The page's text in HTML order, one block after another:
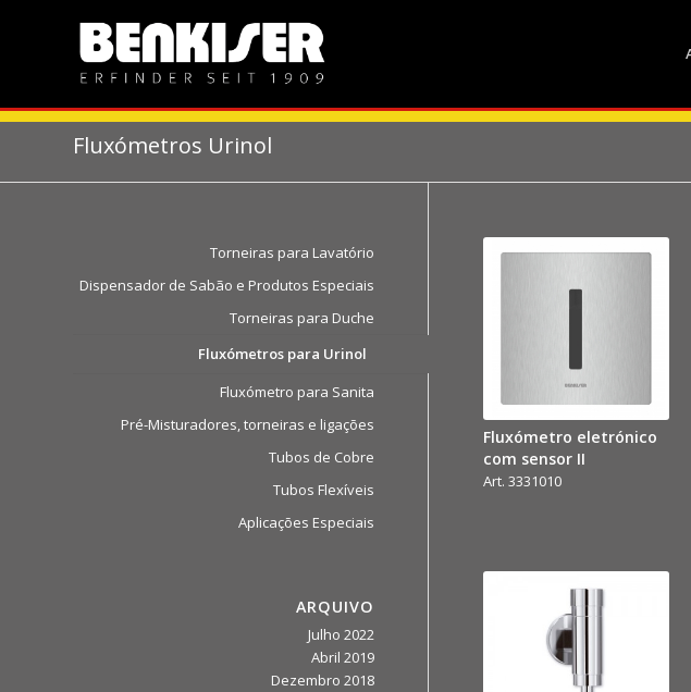
Fluxómetros Urinol
Fluxómetro eletrónico
com sensor II
Art. 3331010
Torneiras para Lavatório
Dispensador de Sabão e Produtos Especiais
Torneiras para Duche
Fluxómetros para Urinol
Fluxómetro para Sanita
Pré-Misturadores, torneiras e ligações
Tubos de Cobre
Tubos Flexíveis
Aplicações Especiais
ARQUIVO
Julho 2022
Abril 2019
Dezembro 2018